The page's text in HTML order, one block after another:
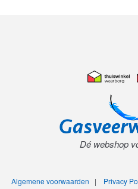
Dé webshop
Algemene voorwaarden | Privacy